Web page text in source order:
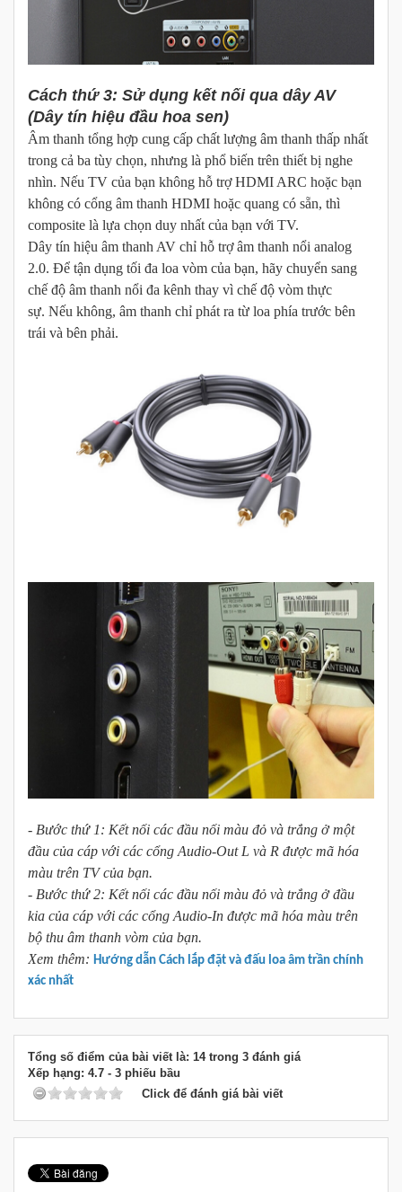
Cách thứ 3: Sử dụng kết nối qua dây AV
(Dây tín hiệu đầu hoa sen)
Âm thanh tổng hợp cung cấp chất lượng âm thanh thấp nhất
trong cả ba tùy chọn, nhưng là phổ biến trên thiết bị nghe
nhìn. Nếu TV của bạn không hỗ trợ HDMI ARC hoặc bạn
không có cổng âm thanh HDMI hoặc quang có sẵn, thì
composite là lựa chọn duy nhất của bạn với TV.
Dây tín hiệu âm thanh AV chỉ hỗ trợ âm thanh nổi analog
2.0. Để tận dụng tối đa loa vòm của bạn, hãy chuyển sang
chế độ âm thanh nổi đa kênh thay vì chế độ vòm thực
sự. Nếu không, âm thanh chỉ phát ra từ loa phía trước bên
trái và bên phải.
- Bước thứ 1: Kết nối các đầu nối màu đỏ và trắng ở một
đầu của cáp với các cổng Audio-Out L và R được mã hóa
màu trên TV của bạn.
- Bước thứ 2: Kết nối các đầu nối màu đỏ và trắng ở đầu
kia của cáp với các cổng Audio-In được mã hóa màu trên
bộ thu âm thanh vòm của bạn.
Xem thêm: Hướng dẫn Cách lắp đặt và đấu loa âm trần chính
xác nhất
Tổng số điểm của bài viết là: 14 trong 3 đánh giá
Xếp hạng: 4.7 - 3 phiếu bầu
Click để đánh giá bài viết